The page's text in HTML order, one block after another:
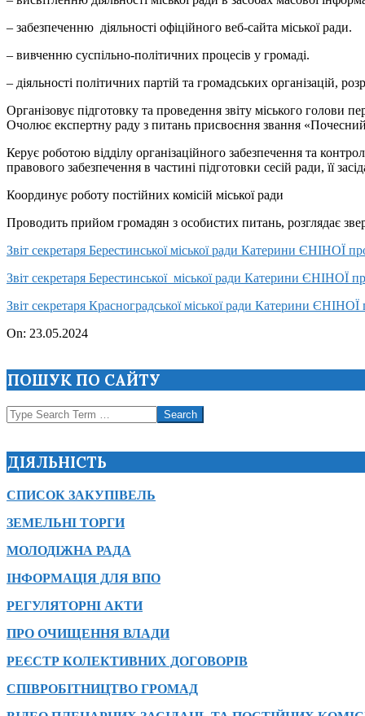
– забезпеченню діяльності офіційного веб-сайта міської ради.
– вивченню суспільно-політичних процесів у громаді.
– діяльності політичних партій та громадських організацій,
Організовує підготовку та проведення звіту міського голови
Очолює експертну раду з питань присвоєння звання
Керує роботою відділу організаційного забезпечення та
правового забезпечення в частині підготовки сесій ради, її
Координує роботу постійних комісій міської ради
Проводить прийом громадян з особистих питань, розглядає
Звіт секретаря Берестинської міської ради Катерини ЄНІНОЇ
Звіт секретаря Берестинської міської ради Катерини ЄНІНОЇ
Звіт секретаря Красноградської міської ради Катерини
2024-
On: 23.05.2024
ПОШУК ПО САЙТУ
Search
ДІЯЛЬНІСТЬ
СПИСОК ЗАКУПІВЕЛЬ
ЗЕМЕЛЬНІ ТОРГИ
МОЛОДІЖНА РАДА
ІНФОРМАЦІЯ ДЛЯ ВПО
РЕГУЛЯТОРНІ АКТИ
ПРО ОЧИЩЕННЯ ВЛАДИ
РЕЄСТР КОЛЕКТИВНИХ ДОГОВОРІВ
СПІВРОБІТНИЦТВО ГРОМАД